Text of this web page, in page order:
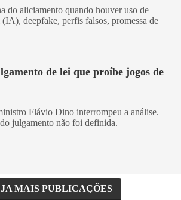
do aliciamento quando houver uso de
deepfake, perfis falsos, promessa de
de lei que proíbe jogos de
Flávio Dino interrompeu a análise.
julgamento não foi definida.
MAIS PUBLICAÇÕES